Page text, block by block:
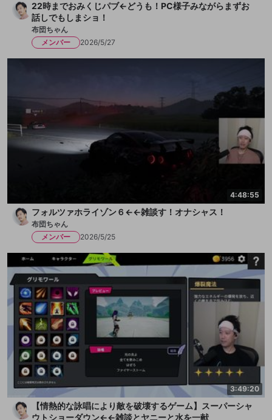
22時までおみくじパブ←どうも！PC様子みながらまずお
話しでもしまショ！
布団ちゃん
メンバー
2026/5/27
4:48:55
フォルツァホライゾン６←←雑談す！オナシャス！
布団ちゃん
メンバー
2026/5/25
3:49:20
【情熱的な詠唱により敵を破壊するゲーム】スーパーシャ
ウトショーダウン←←雑談とヤニーと水を一献